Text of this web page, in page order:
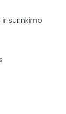
surinkimo